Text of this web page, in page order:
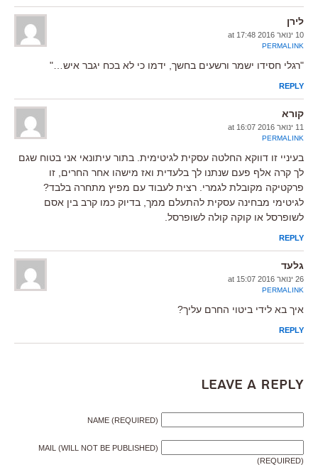
לירן
10 ינואר 2016 at 17:48
PERMALINK
"רגלי חסידו ישמר ורשעים בחשך, ידמו כי לא בכח יגבר איש…"
REPLY
קורא
11 ינואר 2016 at 16:07
PERMALINK
בעיניי זו דווקא החלטה עסקית לגיטימית. בתור עיתונאי אני בטוח שגם
לך קרה אלף פעם שנתנו לך בלעדית ואז מישהו אחר החרים, זו
פרקטיקה מקובלת לגמרי. רצית לעבוד עם מפיץ מתחרה בלבד?
לגיטימי מבחינה עסקית להתעלם ממך, בדיוק כמו קרב בין אסם
לשופרסל או קוקה קולה לשופרסל.
REPLY
גלעד
26 ינואר 2016 at 15:07
PERMALINK
איך בא לידי ביטוי החרם עליך?
REPLY
Leave a Reply
NAME (REQUIRED)
MAIL (WILL NOT BE PUBLISHED)
(REQUIRED)